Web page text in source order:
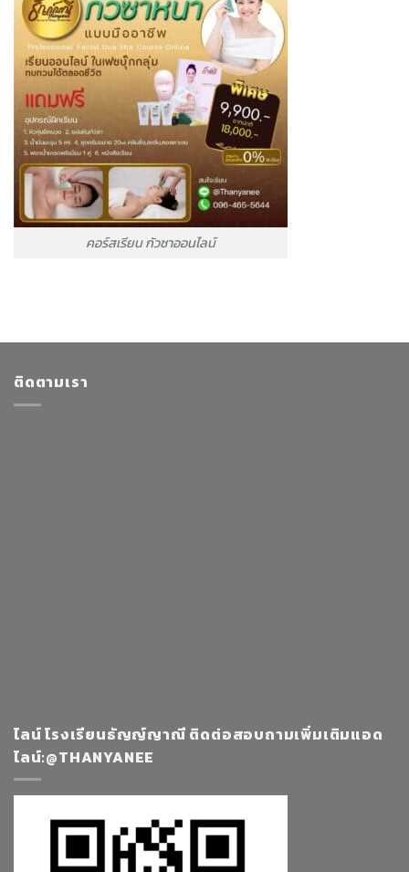
คอร์สเรียน กัวซาออนไลน์
ติดตามเรา
ไลน์ โรงเรียนธัญญ์ญาณี ติดต่อสอบถามเพิ่มเติมแอด
ไลน์:@THANYANEE